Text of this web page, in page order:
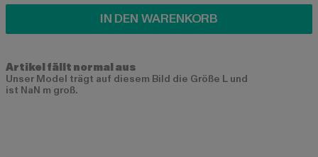
IN DEN WARENKORB
Artikel fällt normal aus
Unser Model trägt auf diesem Bild die Größe L und
ist NaN m groß.